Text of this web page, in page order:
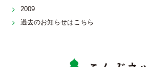
2009
過去のお知らせはこちら